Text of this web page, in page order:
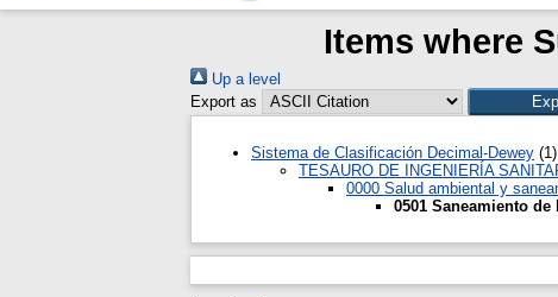
Items where
Up a level
Export as
Sistema de Clasificación Decimal-Dewey (1)
TESAURO DE INGENIERÍA
0000 Salud ambiental y
0501 Saneamiento